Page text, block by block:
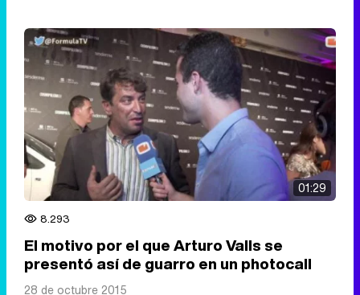
01:29
8.293
El motivo por el que Arturo Valls se
presentó así de guarro en un photocall
28 de octubre 2015